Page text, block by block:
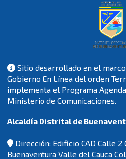
Sitio desarrollado en el
Gobierno En Línea del orden
implementa el Programa
Ministerio de Comunicaciones.
Alcaldía Distrital de
Dirección: Edificio CAD Calle 2
Buenaventura Valle del Cauca